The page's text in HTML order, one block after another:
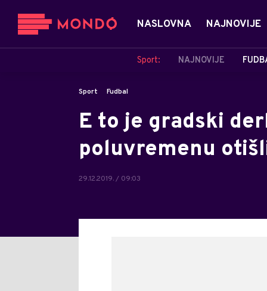
NASLOVNA NAJNOVIJE
Sport: NAJNOVIJE
Sport Fudbal
E to je gradski
poluvremenu
29.12.2019. / 09:03